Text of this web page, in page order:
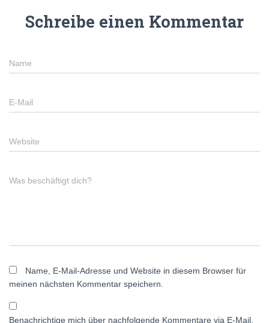
Schreibe einen Kommentar
Name
E-Mail
Website
Was beschäftigt dich?
Name, E-Mail-Adresse und Website in diesem Browser für
meinen nächsten Kommentar speichern.
Benachrichtige mich über nachfolgende Kommentare via E-Mail.